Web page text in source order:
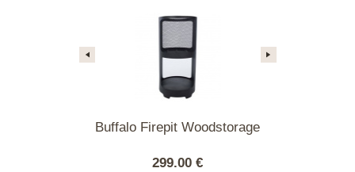
Buffalo Firepit Woodstorage
299.00 €